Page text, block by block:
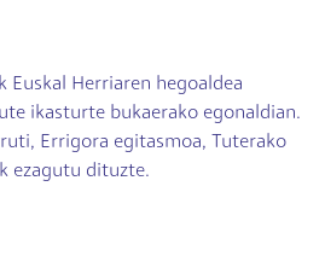
Euskal Herriaren hegoaldea
ikasturte bukaerako egonaldian.
Errigora egitasmoa, Tuterako
ezagutu dituzte.